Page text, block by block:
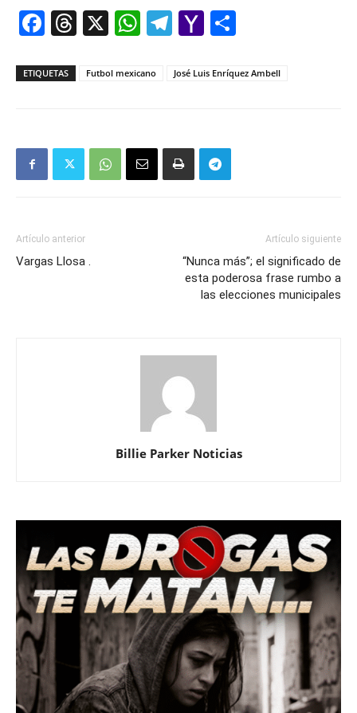
Facebook
Threads
X WhatsApp
Telegram
Yahoo
ETIQUETAS Futbol mexicano José Luis Enríquez Ambell
Artículo anterior
Vargas Llosa .
Artículo siguiente
“Nunca más”; el significado de
esta poderosa frase rumbo a
las elecciones municipales
Billie Parker Noticias